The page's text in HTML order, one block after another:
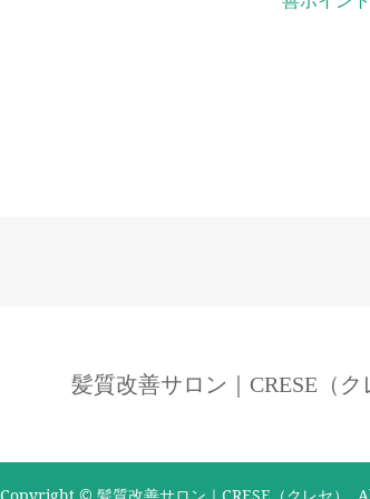
髪質改善サロン｜CRESE（ク
Copyright © 髪質改善サロン｜CRESE（クレセ）.